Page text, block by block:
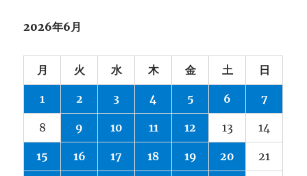
2026年6月
月 火 水 木 金 土 日
1 2 3 4 5 6 7
8 9 10 11 12 13 14
15 16 17 18 19 20 21